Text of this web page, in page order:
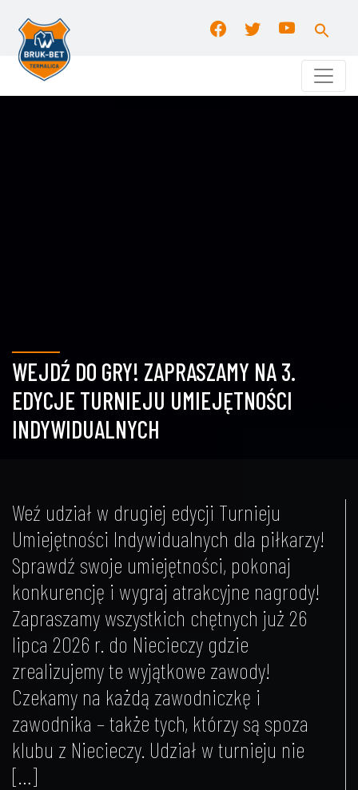
Search
WEJDŹ DO GRY! ZAPRASZAMY NA 3.
EDYCJE TURNIEJU UMIEJĘTNOŚCI
INDYWIDUALNYCH
Weź udział w drugiej edycji Turnieju
Umiejętności Indywidualnych dla piłkarzy!
Sprawdź swoje umiejętności, pokonaj
konkurencję i wygraj atrakcyjne nagrody!
Zapraszamy wszystkich chętnych już 26
lipca 2026 r. do Niecieczy gdzie
zrealizujemy te wyjątkowe zawody!
Czekamy na każdą zawodniczkę i
zawodnika – także tych, którzy są spoza
klubu z Niecieczy. Udział w turnieju nie
[…]